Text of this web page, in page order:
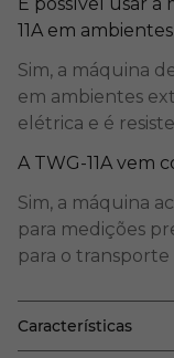
11A em
Sim, a máquina
em ambientes
elétrica e é
A TWG-11A vem
Sim, a máquina
para medições
para o transporte
Características